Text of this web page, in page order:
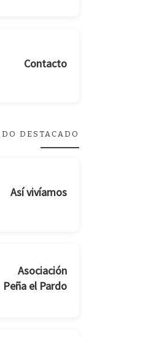
Contacto
DESTACADO
Así vivíamos
Asociación
Peña el Pardo